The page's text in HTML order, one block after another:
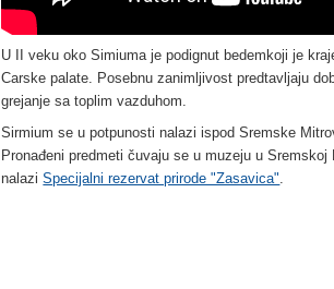
U II veku oko Simiuma je podignut bedemkoji je
Carske palate. Posebnu zanimljivost predtavljaju
grejanje sa toplim vazduhom.
Sirmium se u potpunosti nalazi ispod Sremske
Pronađeni predmeti čuvaju se u muzeju u
nalaziSpecijalni rezervat prirode "Zasavica".